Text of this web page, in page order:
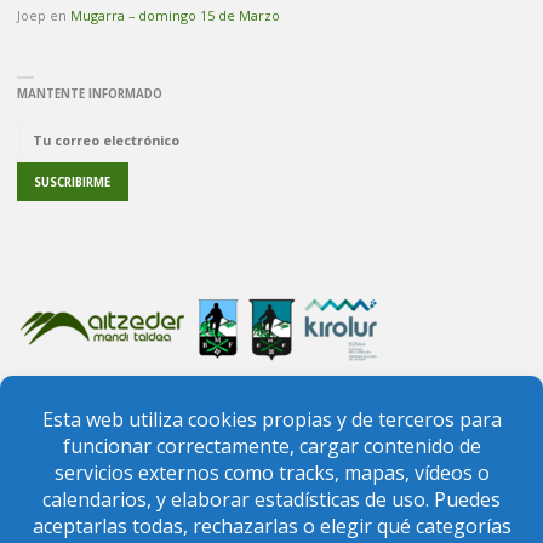
Joep en Mugarra – domingo 15 de Marzo
MANTENTE INFORMADO
PREGUNTAS FRECUENTES
CONTACTO
FEDERACIÓN VIZCAÍNA DE MONTAÑA
FEDERACIÓN VASCA DE MONTAÑA